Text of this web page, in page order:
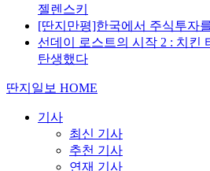
젤렌스키
[딴지만평]한국에서 주식투자
선데이 로스트의 시작 2 : 치킨
탄생했다
딴지일보 HOME
기사
최신 기사
추천 기사
연재 기사